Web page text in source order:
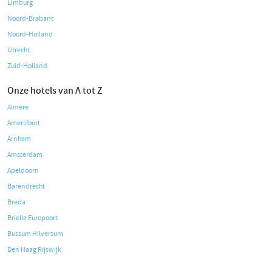
Limburg
Noord-Brabant
Noord-Holland
Utrecht
Zuid-Holland
Onze hotels van A tot Z
Almere
Amersfoort
Arnhem
Amsterdam
Apeldoorn
Barendrecht
Breda
Brielle Europoort
Bussum Hilversum
Den Haag Rijswijk